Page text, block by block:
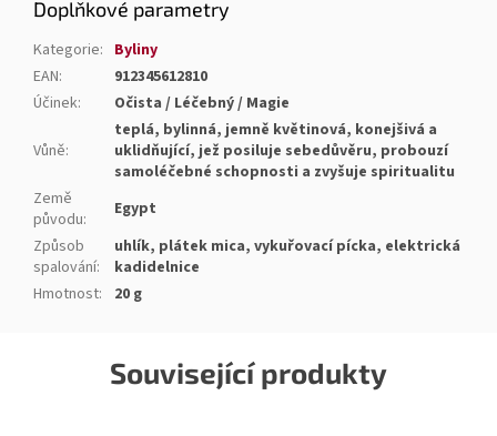
Související produkty
Doplňkové parametry
Kategorie: Byliny
EAN:
912345612810
Účinek: Očista / Léčebný / Magie
Vůně:
teplá, bylinná, jemně květinová, konejšivá a
uklidňující, jež posiluje sebedůvěru, probouzí
samoléčebné schopnosti a zvyšuje spiritualitu
Země
původu:
Egypt
Způsob
spalování:
uhlík, plátek mica, vykuřovací pícka, elektrická
kadidelnice
Hmotnost: 20 g